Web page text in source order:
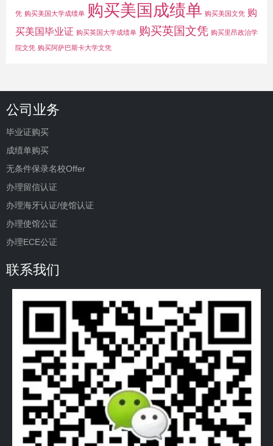
凭 购买美国大学成绩单 购买美国成绩单 购买美国文凭 购
买美国毕业证 购买英国大学成绩单 购买英国文凭 购买里昂政治学
院文凭 购买阿萨巴斯卡大学文凭
公司业务
毕业证购买
成绩单购买
无条件保录名校Offer
办理留信认证
办理海牙认证/使馆认证
办理使馆公证
办理ECE公证
联系我们